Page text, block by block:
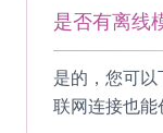
是否有离线
是的，您可
联网连接也能